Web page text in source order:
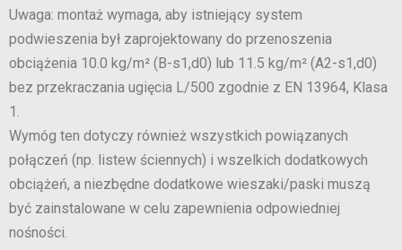
Uwaga: montaż wymaga, aby istniejący system
podwieszenia był zaprojektowany do przenoszenia
obciążenia 10.0 kg/m² (B-s1,d0) lub 11.5 kg/m² (A2-s1,d0)
bez przekraczania ugięcia L/500 zgodnie z EN 13964, Klasa
1.
Wymóg ten dotyczy również wszystkich powiązanych
połączeń (np. listew ściennych) i wszelkich dodatkowych
obciążeń, a niezbędne dodatkowe wieszaki/paski muszą
być zainstalowane w celu zapewnienia odpowiedniej
nośności.